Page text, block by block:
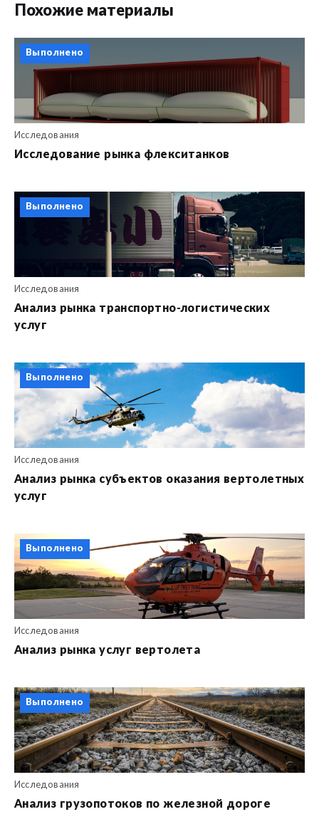
Похожие материалы
Выполнено
Исследования
Исследование рынка флекситанков
Выполнено
Исследования
Анализ рынка транспортно-логистических
услуг
Выполнено
Исследования
Анализ рынка субъектов оказания вертолетных
услуг
Выполнено
Исследования
Анализ рынка услуг вертолета
Выполнено
Исследования
Анализ грузопотоков по железной дороге